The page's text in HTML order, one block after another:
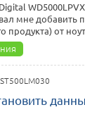
мне добавить
продукта) от